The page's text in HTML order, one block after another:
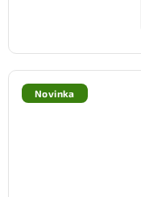
Novinka